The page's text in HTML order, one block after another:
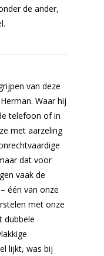
de ander,
van deze
Waar hij
telefoon of in
met aarzeling
dat voor
vaak de
één van onze
met onze
dubbele
lijkt, was bij